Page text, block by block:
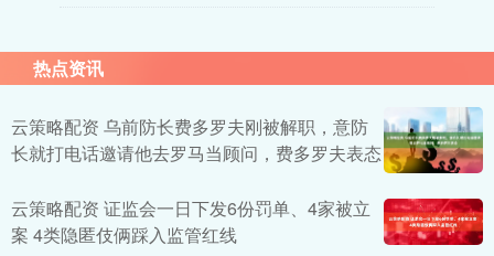
热点资讯
云策略配资 乌前防长费多罗夫刚被解职，意防
长就打电话邀请他去罗马当顾问，费多罗夫表态
云策略配资 证监会一日下发6份罚单、4家被立
案 4类隐匿伎俩踩入监管红线